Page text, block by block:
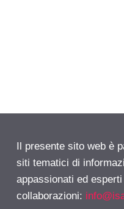
Il presente sito web è
siti tematici di
appassionati ed
collaborazioni: